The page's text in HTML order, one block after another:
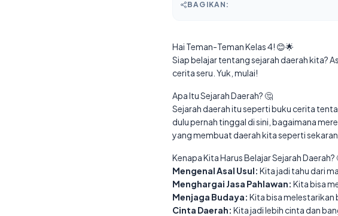
BAGIKAN:
Hai Teman-Teman Kelas 4! 😊🌟
Siap belajar tentang sejarah daerah kita?
cerita seru. Yuk, mulai!
Apa Itu Sejarah Daerah? 🤔
Sejarah daerah itu seperti buku cerita
dulu pernah tinggal di sini, bagaimana
yang membuat daerah kita seperti
Kenapa Kita Harus Belajar Sejarah Daerah?
Mengenal Asal Usul: Kita jadi tahu dari
Menghargai Jasa Pahlawan: Kita bisa
Menjaga Budaya: Kita bisa melestarikan
Cinta Daerah: Kita jadi lebih cinta dan